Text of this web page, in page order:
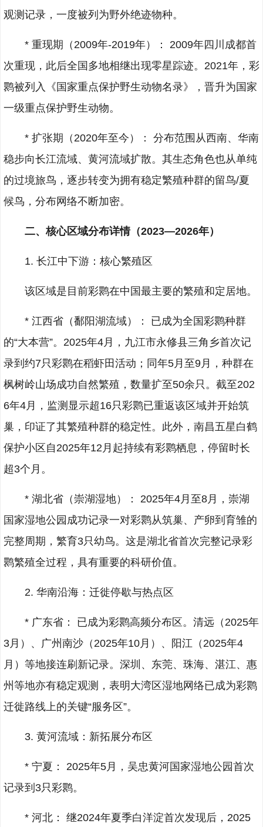
观测记录，一度被列为野外绝迹物种。
* 重现期（2009年-2019年）： 2009年四川成都首
次重现，此后全国多地相继出现零星踪迹。2021年，彩
鹮被列入《国家重点保护野生动物名录》，晋升为国家
一级重点保护野生动物。
* 扩张期（2020年至今）： 分布范围从西南、华南
稳步向长江流域、黄河流域扩散。其生态角色也从单纯
的过境旅鸟，逐步转变为拥有稳定繁殖种群的留鸟/夏
候鸟，分布网络不断加密。
二、核心区域分布详情（2023—2026年）
1. 长江中下游：核心繁殖区
该区域是目前彩鹮在中国最主要的繁殖和定居地。
* 江西省（鄱阳湖流域）： 已成为全国彩鹮种群
的“大本营”。2025年4月，九江市永修县三角乡首次记
录到约7只彩鹮在稻虾田活动；同年5月至9月，种群在
枫树岭山场成功自然繁殖，数量扩至50余只。截至202
6年4月，监测显示超16只彩鹮已重返该区域并开始筑
巢，印证了其繁殖种群的稳定性。此外，南昌五星白鹤
保护小区自2025年12月起持续有彩鹮栖息，停留时长
超3个月。
* 湖北省（崇湖湿地）： 2025年4月至8月，崇湖
国家湿地公园成功记录一对彩鹮从筑巢、产卵到育雏的
完整周期，繁育3只幼鸟。这是湖北省首次完整记录彩
鹮繁殖全过程，具有重要的科研价值。
2. 华南沿海：迁徙停歇与热点区
* 广东省： 已成为彩鹮高频分布区。清远（2025年
3月）、广州南沙（2025年10月）、阳江（2025年4
月）等地接连刷新记录。深圳、东莞、珠海、湛江、惠
州等地亦有稳定观测，表明大湾区湿地网络已成为彩鹮
迁徙路线上的关键“服务区”。
3. 黄河流域：新拓展分布区
* 宁夏： 2025年5月，吴忠黄河国家湿地公园首次
记录到3只彩鹮。
* 河北： 继2024年夏季白洋淀首次发现后，2025